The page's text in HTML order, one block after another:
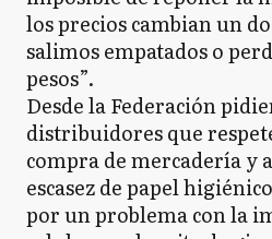
los precios cambian un
salimos empatados o
pesos”.
Desde la Federación
distribuidores que
compra de mercadería y
escasez de papel
por un problema con la